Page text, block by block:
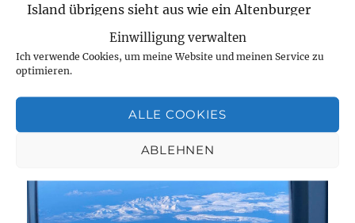
Einwilligung verwalten
Ich verwende Cookies, um meine Website und meinen Service zu
optimieren.
ALLE COOKIES
ABLEHNEN
Island übrigens sieht aus wie ein Altenburger
Huckelkuchen mit Puderzucker.